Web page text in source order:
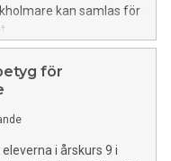
kan samlas för
för
i årskurs 9 i